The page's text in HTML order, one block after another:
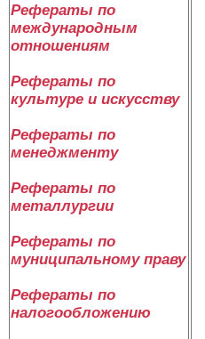
Рефераты по
международным
отношениям
Рефераты по
культуре и искусству
Рефераты по
менеджменту
Рефераты по
металлургии
Рефераты по
муниципальному праву
Рефераты по
налогообложению